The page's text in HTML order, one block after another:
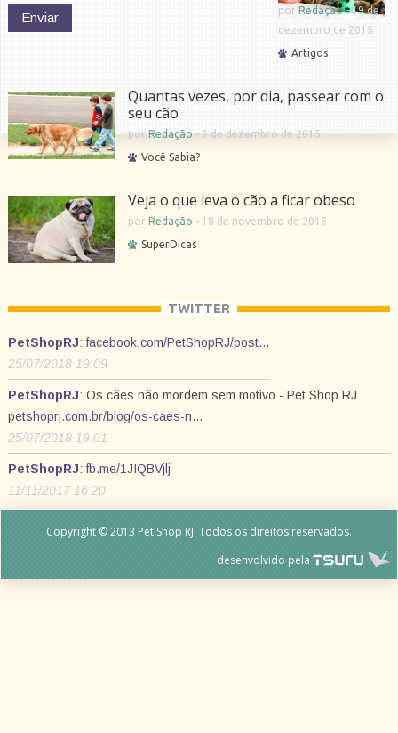
por Redação-19 de
dezembro de 2015
Artigos
Quantas vezes, por dia, passear com o
seu cão
porRedação-3 de dezembro de 2015
Você Sabia?
Veja o que leva o cão a ficar obeso
por Redação - 18 de novembro de 2015
SuperDicas
TWITTER
PetShopRJ:facebook.com/PetShopRJ/post…
25/07/2018 19:09
PetShopRJ: Os cães não mordem sem motivo - Pet Shop RJ
petshoprj.com.br/blog/os-caes-n…
25/07/2018 19:01
PetShopRJ:fb.me/1JIQBVjlj
11/11/2017 16:20
Copyright © 2013 Pet Shop RJ. Todos os direitos reservados.
desenvolvido pela